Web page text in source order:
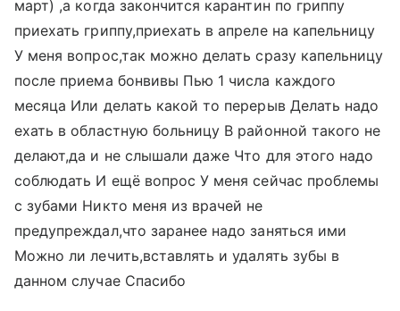
март) ,а когда закончится карантин по гриппу
приехать гриппу,приехать в апреле на капельницу
У меня вопрос,так можно делать сразу капельницу
после приема бонвивы Пью 1 числа каждого
месяца Или делать какой то перерыв Делать надо
ехать в областную больницу В районной такого не
делают,да и не слышали даже Что для этого надо
соблюдать И ещё вопрос У меня сейчас проблемы
с зубами Никто меня из врачей не
предупреждал,что заранее надо заняться ими
Можно ли лечить,вставлять и удалять зубы в
данном случае Спасибо